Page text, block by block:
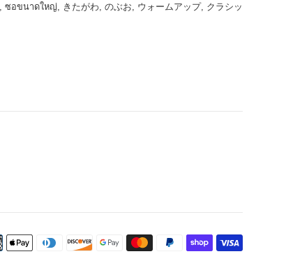
ซอขนาดใหญ่ きたがわ のぶお ウォームアップ, クラシッ